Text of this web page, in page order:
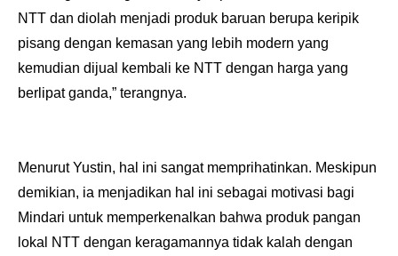
NTT dan diolah menjadi produk baruan berupa keripik
pisang dengan kemasan yang lebih modern yang
kemudian dijual kembali ke NTT dengan harga yang
berlipat ganda,” terangnya.
Menurut Yustin, hal ini sangat memprihatinkan. Meskipun
demikian, ia menjadikan hal ini sebagai motivasi bagi
Mindari untuk memperkenalkan bahwa produk pangan
lokal NTT dengan keragamannya tidak kalah dengan